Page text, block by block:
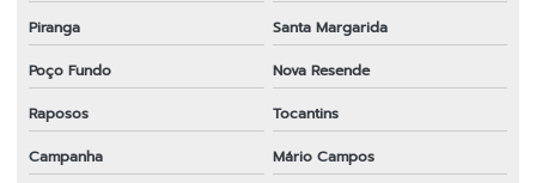
Piranga
Santa Margarida
Poço Fundo
Nova Resende
Raposos
Tocantins
Campanha
Mário Campos